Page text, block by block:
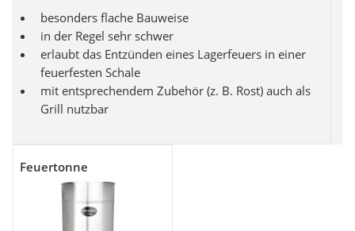
besonders flache Bauweise
in der Regel sehr schwer
erlaubt das Entzünden eines Lagerfeuers in einer
feuerfesten Schale
mit entsprechendem Zubehör (z. B. Rost) auch als
Grill nutzbar
Feuertonne